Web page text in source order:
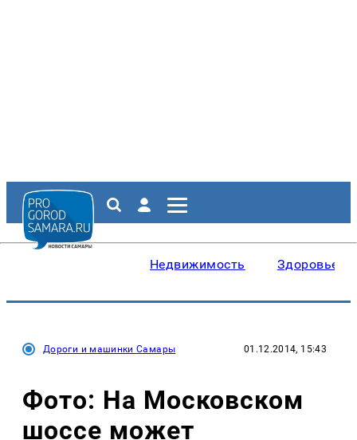
Недвижимость Здоровье
Дороги и машинки Самары 01.12.2014, 15:43
Фото: На Московском
шоссе может